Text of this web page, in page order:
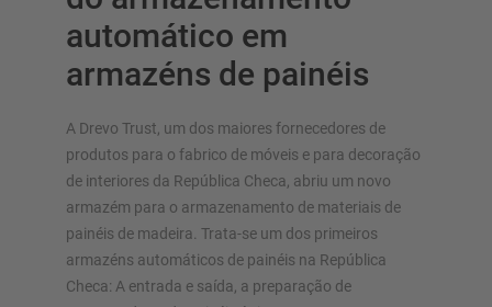
automático em
armazéns de painéis
A Drevo Trust, um dos maiores fornecedores de
produtos para o fabrico de móveis e para decoração
de interiores da República Checa, abriu um novo
armazém para o armazenamento de materiais de
painéis de madeira. Trata-se um dos primeiros
armazéns automáticos de painéis na República
Checa: A entrada e saída, a preparação de
Mais estantes cantilever
SISTEMAS DE ARMAZÉM
Estante para paletes
Estantes móveis